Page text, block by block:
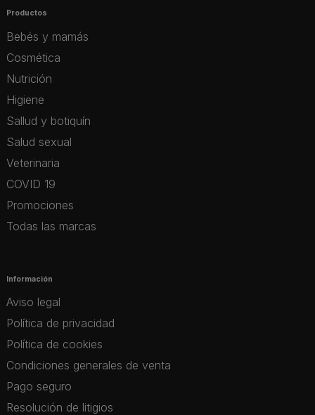
Productos
Bebés y mamás
Cosmética
Nutrición
Higiene
Sallud y botiquín
Salud sexual
Veterinaria
COVID 19
Promociones
Todas las marcas
Información
Aviso legal
Política de privacidad
Política de cookies
Condiciones generales de venta
Pago seguro
Resolución de litigios